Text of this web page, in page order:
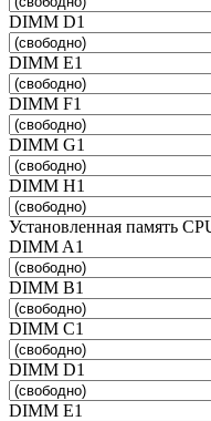
DIMM D1
DIMM E1
DIMM F1
DIMM G1
DIMM H1
Установленная память
DIMM A1
DIMM B1
DIMM C1
DIMM D1
DIMM E1